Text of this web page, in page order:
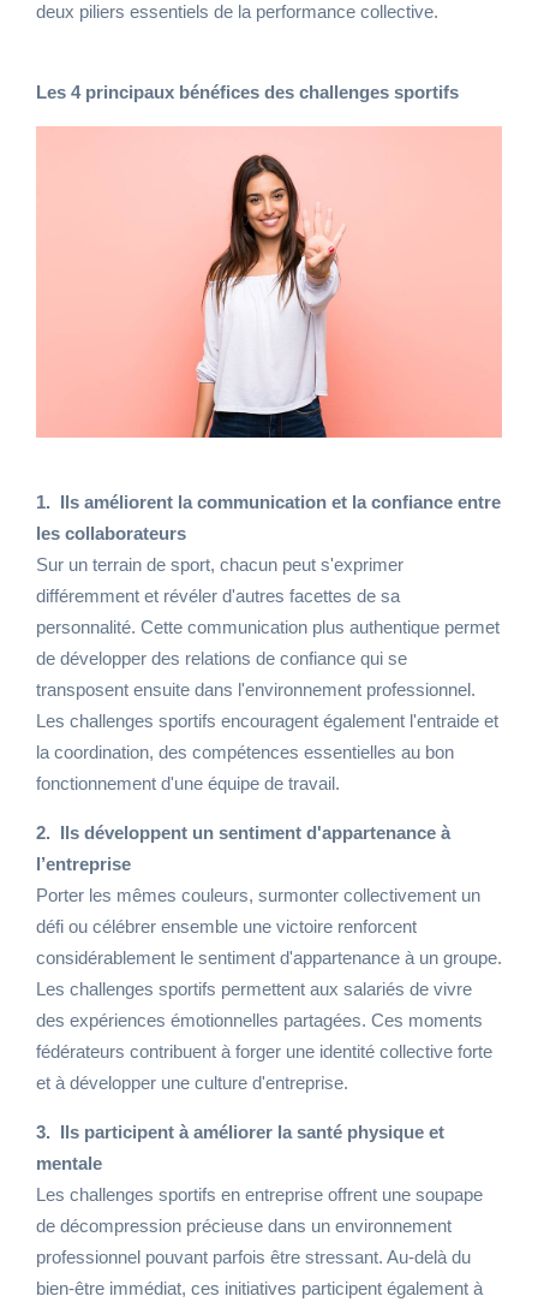
deux piliers essentiels de la performance collective.
Les 4 principaux bénéfices des challenges sportifs
1. Ils améliorent la communication et la confiance entre
les collaborateurs
Sur un terrain de sport, chacun peut s'exprimer
différemment et révéler d'autres facettes de sa
personnalité. Cette communication plus authentique permet
de développer des relations de confiance qui se
transposent ensuite dans l'environnement professionnel.
Les challenges sportifs encouragent également l'entraide et
la coordination, des compétences essentielles au bon
fonctionnement d'une équipe de travail.
2. Ils développent un sentiment d'appartenance à
l’entreprise
Porter les mêmes couleurs, surmonter collectivement un
défi ou célébrer ensemble une victoire renforcent
considérablement le sentiment d'appartenance à un groupe.
Les challenges sportifs permettent aux salariés de vivre
des expériences émotionnelles partagées. Ces moments
fédérateurs contribuent à forger une identité collective forte
et à développer une culture d'entreprise.
3. Ils participent à améliorer la santé physique et
mentale
Les challenges sportifs en entreprise offrent une soupape
de décompression précieuse dans un environnement
professionnel pouvant parfois être stressant. Au-delà du
bien-être immédiat, ces initiatives participent également à